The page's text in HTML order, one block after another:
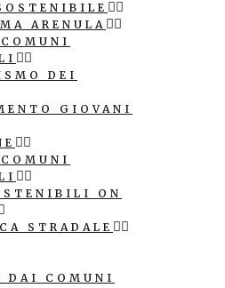
ARENULA
DEI
GIOVANI
ON
STRADALE
DAI COMUNI